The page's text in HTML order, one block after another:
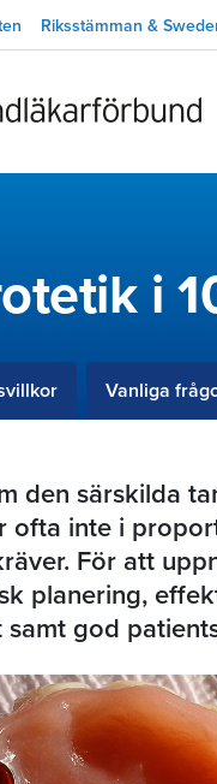
Riksstämman &
i
Vanliga
den särskilda
ofta inte i
För att
planering,
god